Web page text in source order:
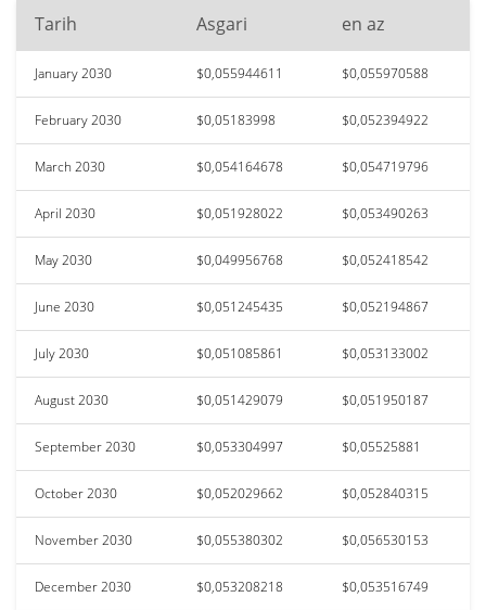
Tarih Asgari en az
January 2030 $0,055944611 $0,055970588
February 2030 $0,05183998 $0,052394922
March 2030 $0,054164678 $0,054719796
April 2030 $0,051928022 $0,053490263
May 2030 $0,049956768 $0,052418542
June 2030 $0,051245435 $0,052194867
July 2030 $0,051085861 $0,053133002
August 2030 $0,051429079 $0,051950187
September 2030 $0,053304997 $0,05525881
October 2030 $0,052029662 $0,052840315
November 2030 $0,055380302 $0,056530153
December 2030 $0,053208218 $0,053516749